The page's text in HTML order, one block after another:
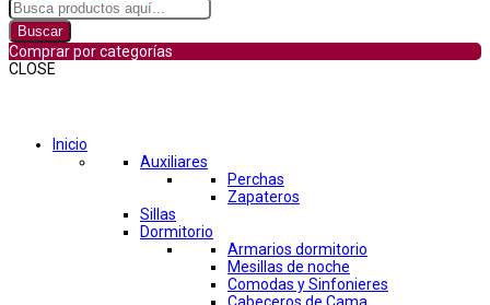
Buscar
Comprar por categorías
CLOSE
Inicio
Auxiliares
Perchas
Zapateros
Sillas
Dormitorio
Armarios dormitorio
Mesillas de noche
Comodas y Sinfonieres